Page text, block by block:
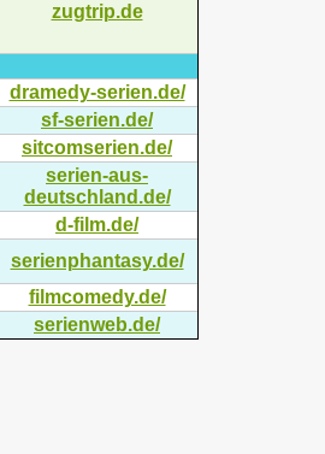
zugtrip.de
dramedy-serien.de/
sf-serien.de/
sitcomserien.de/
serien-aus-
deutschland.de/
d-film.de/
serienphantasy.de/
filmcomedy.de/
serienweb.de/